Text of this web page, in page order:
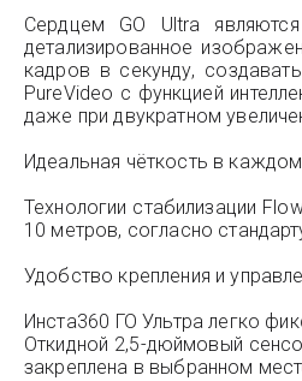
Сердцем GO Ultra
детализированное
кадров в секунду,
PureVideo с функцией
даже при двукратном
Идеальная чёткость в
Технологии стабилизации
10 метров, согласно
Удобство крепления и
Инста360 ГО Ультра легко
Откидной 2,5-дюймовый
закреплена в выбранном